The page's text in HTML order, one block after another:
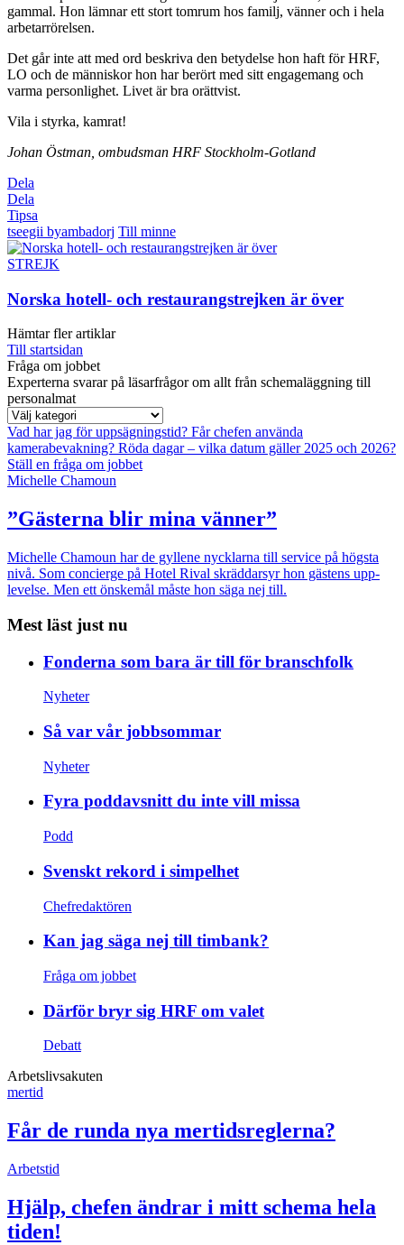
gammal. Hon lämnar ett stort tomrum hos familj, vänner och i hela
arbetarrörelsen.
Det går inte att med ord beskriva den betydelse hon haft för HRF,
LO och de människor hon har berört med sitt engagemang och
varma personlighet. Livet är bra orättvist.
Vila i styrka, kamrat!
Johan Östman, ombudsman HRF Stockholm-Gotland
Dela
Dela
Tipsa
tseegii byambadorj Till minne
STREJK
Norska hotell- och restaurangstrejken är över
Hämtar fler artiklar
Till startsidan
Fråga om jobbet
Experterna svarar på läsarfrågor om allt från schemaläggning till
personalmat
Vad har jag för uppsägningstid? Får chefen använda
kamerabevakning? Röda dagar – vilka datum gäller 2025 och 2026?
Ställ en fråga om jobbet
Michelle Chamoun
”Gästerna blir mina vänner”
Michelle Chamoun har de gyllene nycklarna till service på högsta
nivå. Som concierge på Hotel Rival skräddarsyr hon gästens upp­
levelse. Men ett önskemål måste hon säga nej till.
Mest läst just nu
Fonderna som bara är till för branschfolk
Nyheter
Så var vår jobbsommar
Nyheter
Fyra poddavsnitt du inte vill missa
Podd
Svenskt rekord i simpelhet
Chefredaktören
Kan jag säga nej till timbank?
Fråga om jobbet
Därför bryr sig HRF om valet
Debatt
Arbetslivsakuten
mertid
Får de runda nya mertidsreglerna?
Arbetstid
Hjälp, chefen ändrar i mitt schema hela
tiden!